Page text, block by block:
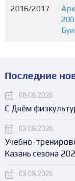
2016/2017
Последние
08.08.2026
С Днём
03.08.2026
Учебно-
Казань сезона
03.08.2026